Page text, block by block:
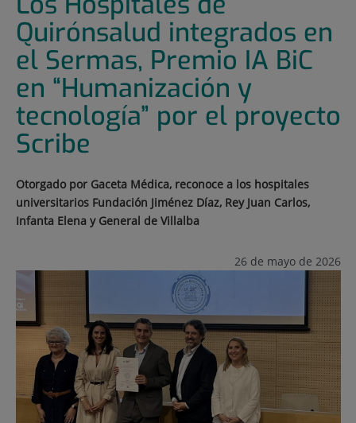
Quirónsalud integrados en
el Sermas, Premio IA BiC
en “Humanización y
tecnología” por el proyecto
Scribe
Otorgado por Gaceta Médica, reconoce a los hospitales
universitarios Fundación Jiménez Díaz, Rey Juan Carlos,
Infanta Elena y General de Villalba
26 de mayo de 2026